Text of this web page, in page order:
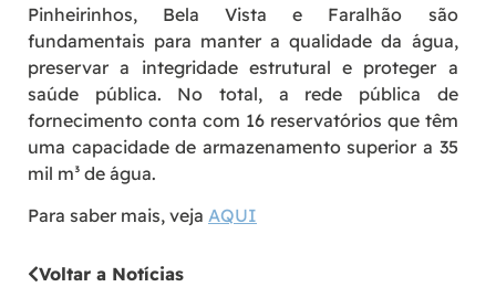
Pinheirinhos, Bela Vista e Faralhão são
fundamentais para manter a qualidade da água,
preservar a integridade estrutural e proteger a
saúde pública. No total, a rede pública de
fornecimento conta com 16 reservatórios que têm
uma capacidade de armazenamento superior a 35
mil m³ de água.
Para saber mais, veja AQUI
Voltar a Notícias